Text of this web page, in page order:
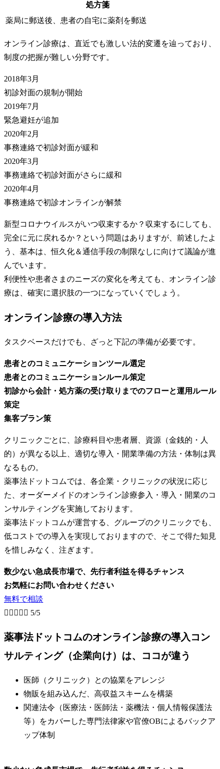
処方箋
薬局に郵送後、患者の自宅に薬剤を郵送
オンライン診療は、直近でも激しい法的変遷を辿っており、
制度の把握が難しい分野です。
2018年3月
初診対面の規制が開始
2019年7月
緊急避妊が追加
2020年2月
事務連絡で初診対面が緩和
2020年3月
事務連絡で初診対面がさらに緩和
2020年4月
事務連絡で初診オンラインが解禁
新型コロナウイルスがいつ収束するか？収束するにしても、
完全に元に戻れるか？という問題はありますが、前述したよ
う、基本は、恒久化＆通信手段の制限なしに向けて議論が進
んでいます。
利便性や患者さまのニーズの変化を考えても、オンライン診
療は、確実に選択肢の一つになっていくでしょう。
オンライン診療の導入方法
タスクベースだけでも、ざっと下記の準備が必要です。
患者とのコミュニケーションツール選定
患者とのコミュニケーションルール策定
初診から会計・処方薬の受け取りまでのフローと運用ルール
策定
集客プラン策
クリニックごとに、診療科目や患者層、資源（金銭的・人
的）が異なる以上、適切な導入・開業準備の方法・体制は異
なるもの。
薬事法ドットコムでは、各企業・クリニックの状況に応じ
た、オーダーメイドのオンライン診療参入・導入・開業のコ
ンサルティングを実施しております。
薬事法ドットコムが運営する、グループのクリニックでも、
低コストでの導入を実現しておりますので、そこで得た知見
を惜しみなく、注ぎます。
数少ない急成長市場で、先行者利益を得るチャンス
お気軽にお問い合わせください
無料で相談
     5/5
薬事法ドットコムのオンライン診療の導入コン
サルティング（企業向け）は、ココが違う
医師（クリニック）との協業をアレンジ
物販を組み込んだ、高収益スキームを構築
関連法令（医療法・医師法・薬機法・個人情報保護法
等）をカバーした専門法律家や官僚OBによるバックア
ップ体制